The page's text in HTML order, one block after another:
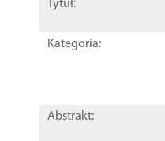
Tytuł:
Kategoria:
Abstrakt: